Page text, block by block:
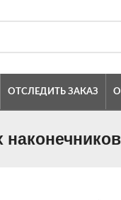
ОТСЛЕДИТЬ ЗАКАЗ